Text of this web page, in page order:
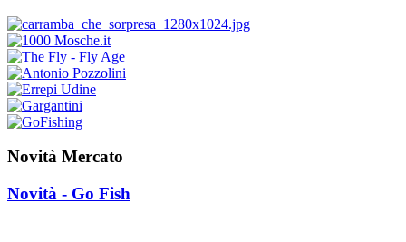
Novità Mercato
Novità - Go Fish